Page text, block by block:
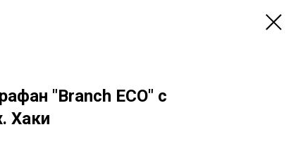
"Branch ECO" с
Хаки